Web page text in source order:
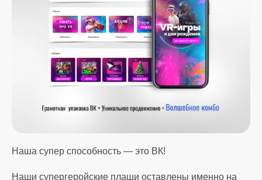
Наша супер способность — это ВК!
Наши супергеройские плащи оставлены именно на